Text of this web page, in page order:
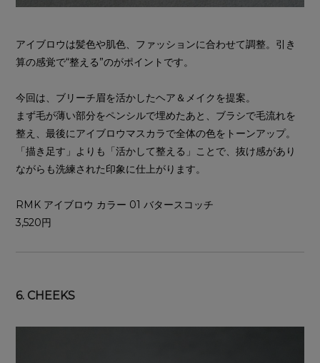
アイブロウは髪色や肌色、ファッションに合わせて調整。引き
算の感覚で“整える”のがポイントです。
今回は、ブリーチ眉を活かしたヘア＆メイクを提案。
まず毛が薄い部分をペンシルで埋めたあと、ブラシで毛流れを
整え、最後にアイブロウマスカラで全体の色をトーンアップ。
「描き足す」よりも「活かして整える」ことで、抜け感があり
ながらも洗練された印象に仕上がります。
RMK アイブロウ カラー 01 バタースコッチ
3,520円
6. CHEEKS